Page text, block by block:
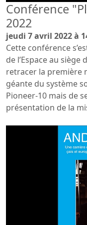
Conférence
2022
jeudi 7 avril 2022 à
Cette conférence
de l’Espace au siège
retracer la première
géante du système
Pioneer-10 mais de
présentation de la